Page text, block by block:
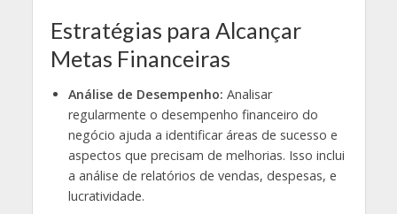
Estratégias para Alcançar
Metas Financeiras
Análise de Desempenho: Analisar
regularmente o desempenho financeiro do
negócio ajuda a identificar áreas de sucesso e
aspectos que precisam de melhorias. Isso inclui
a análise de relatórios de vendas, despesas, e
lucratividade.